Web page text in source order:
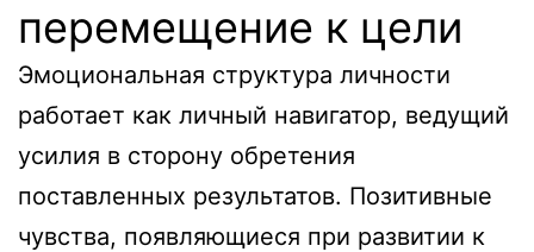
перемещение к цели
Эмоциональная структура личности
работает как личный навигатор, ведущий
усилия в сторону обретения
поставленных результатов. Позитивные
чувства, появляющиеся при развитии к